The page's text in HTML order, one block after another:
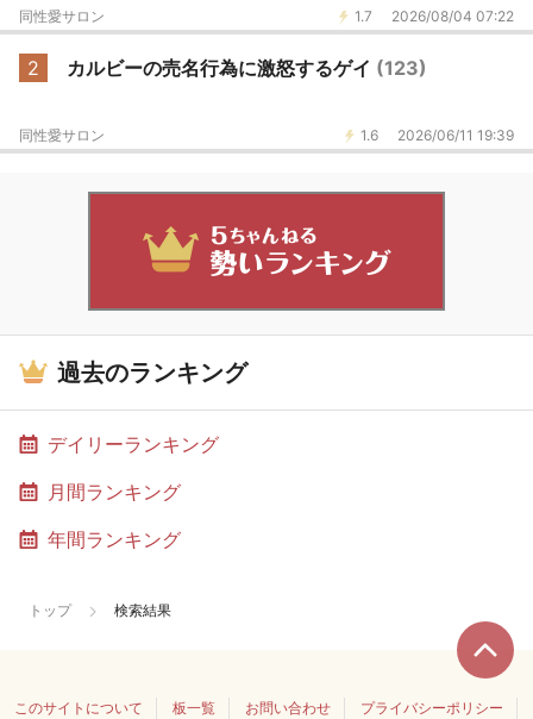
1.7 2026/08/04 07:22
同性愛サロン
2 カルビーの売名行為に激怒するゲイ (123)
1.6 2026/06/11 19:39
同性愛サロン
過去のランキング
デイリーランキング
月間ランキング
年間ランキング
トップ 検索結果
このサイトについて 板一覧 お問い合わせ プライバシーポリシー